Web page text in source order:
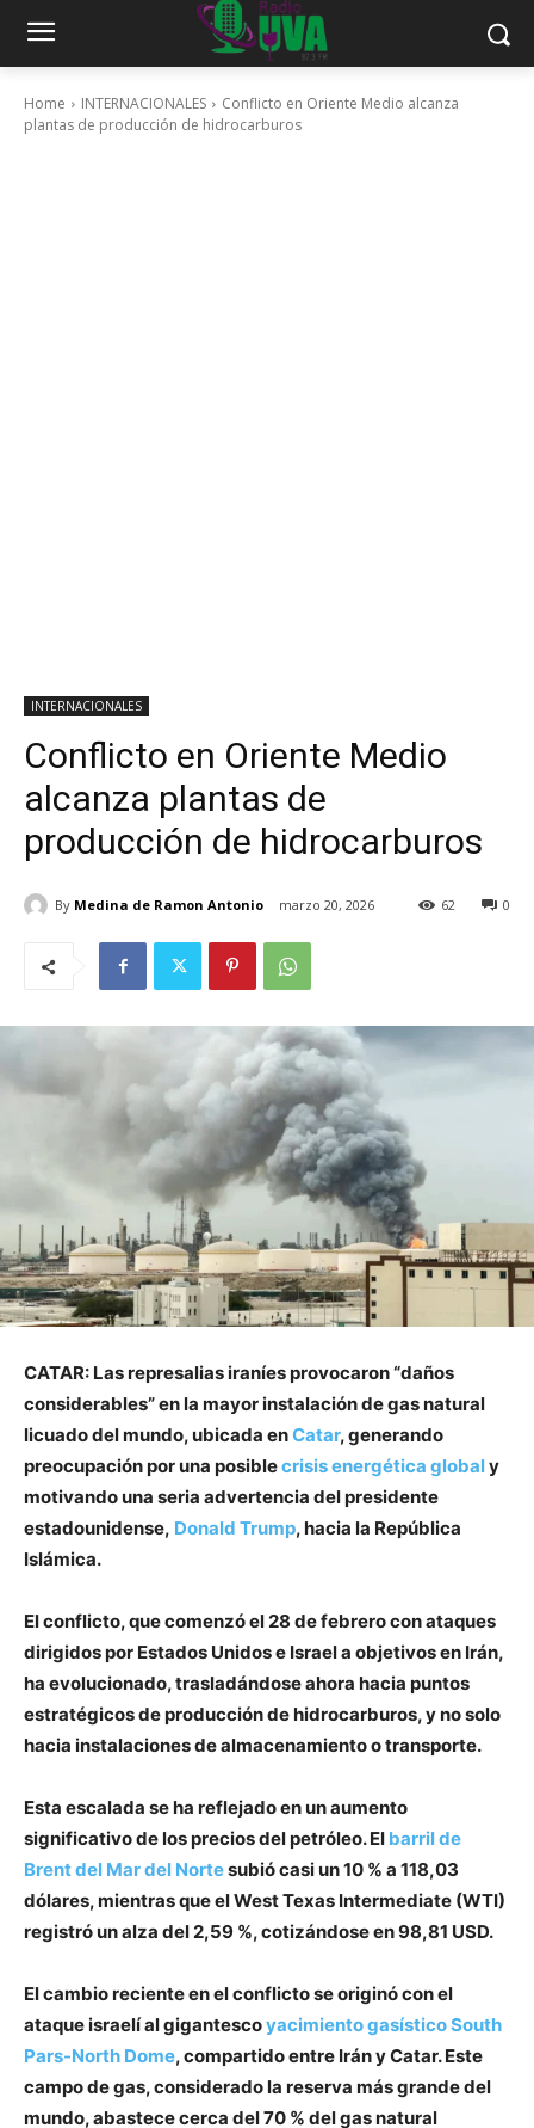
Home INTERNACIONALES
Conflicto en Oriente Medio alcanza
plantas de producción de hidrocarburos
INTERNACIONALES
Conflicto en Oriente Medio
alcanza plantas de
producción de hidrocarburos
By Medina de Ramon Antonio marzo 20, 2026 0
62
CATAR: Las represalias iraníes provocaron “daños
considerables” en la mayor instalación de gas natural
licuado del mundo, ubicada enCatar, generando
preocupación por una posiblecrisis energética globaly
motivando una seria advertencia del presidente
estadounidense, Donald Trump, hacia la República
Islámica.
El conflicto, que comenzó el 28 de febrero con ataques
dirigidos por Estados Unidos e Israel a objetivos en Irán,
ha evolucionado, trasladándose ahora hacia puntos
estratégicos de producción de hidrocarburos, y no solo
hacia instalaciones de almacenamiento o transporte.
Esta escalada se ha reflejado en un aumento
significativo de los precios del petróleo. El barril de
Brent del Mar del Nortesubió casi un 10 % a 118,03
dólares, mientras que el West Texas Intermediate (WTI)
registró un alza del 2,59 %, cotizándose en 98,81 USD.
El cambio reciente en el conflicto se originó con el
ataque israelí al gigantescoyacimiento gasístico South
Pars-North Dome, compartido entre Irán y Catar. Este
campo de gas, considerado la reserva más grande del
mundo, abastece cerca del 70 % del gas natural